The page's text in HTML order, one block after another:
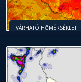
VÁRHATÓ HŐMÉRSÉKLET